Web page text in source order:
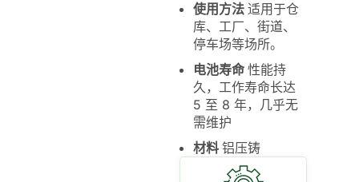
使用方法 适用于仓
库、工厂、街道、
停车场等场所。
电池寿命 性能持
久，工作寿命长达
5 至 8 年，几乎无
需维护
材料 铝压铸